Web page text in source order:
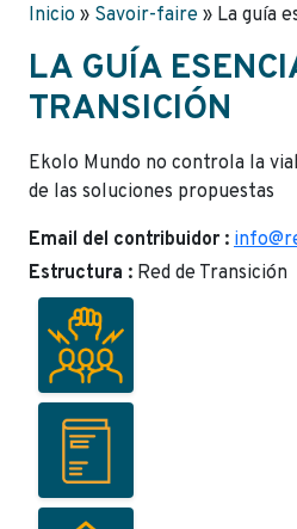
Inicio » Savoir-faire » La guía
LA GUÍA
TRANSICIÓN
Ekolo Mundo no controla la
de las soluciones propuestas
Email del contribuidor :
Estructura : Red de Transición